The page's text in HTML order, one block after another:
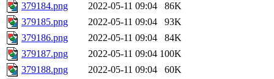
379184.png
2022-05-11 09:04
86K
379185.png
2022-05-11 09:04
93K
379186.png
2022-05-11 09:04
84K
379187.png
2022-05-11 09:04 100K
379188.png
2022-05-11 09:04
60K